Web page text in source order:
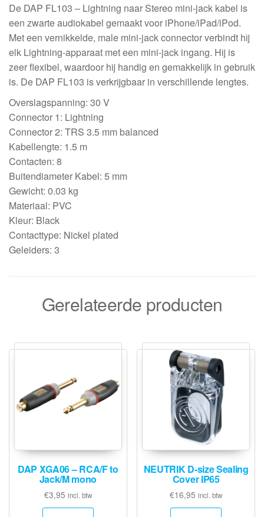
De DAP FL103 – Lightning naar Stereo mini-jack kabel is
een zwarte audiokabel gemaakt voor iPhone/iPad/iPod.
Met een vernikkelde, male mini-jack connector verbindt hij
elk Lightning-apparaat met een mini-jack ingang. Hij is
zeer flexibel, waardoor hij handig en gemakkelijk in gebruik
is. De DAP FL103 is verkrijgbaar in verschillende lengtes.
Overslagspanning: 30 V
Connector 1: Lightning
Connector 2: TRS 3.5 mm balanced
Kabellengte: 1.5 m
Contacten: 8
Buitendiameter Kabel: 5 mm
Gewicht: 0.03 kg
Materiaal: PVC
Kleur: Black
Contacttype: Nickel plated
Geleiders: 3
Gerelateerde producten
DAP XGA06 – RCA/F to
Jack/M mono
€3,95 incl. btw
NEUTRIK D-size Sealing
Cover IP65
€16,95 incl. btw